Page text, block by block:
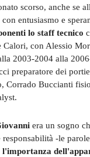
scorso, anche se
entusiasmo e
lo staff tecnico
Calori, con Alessio
2003-2004 alla
preparatore dei
Corrado Buccianti
era un sogno
responsabilità -le
l'importanza